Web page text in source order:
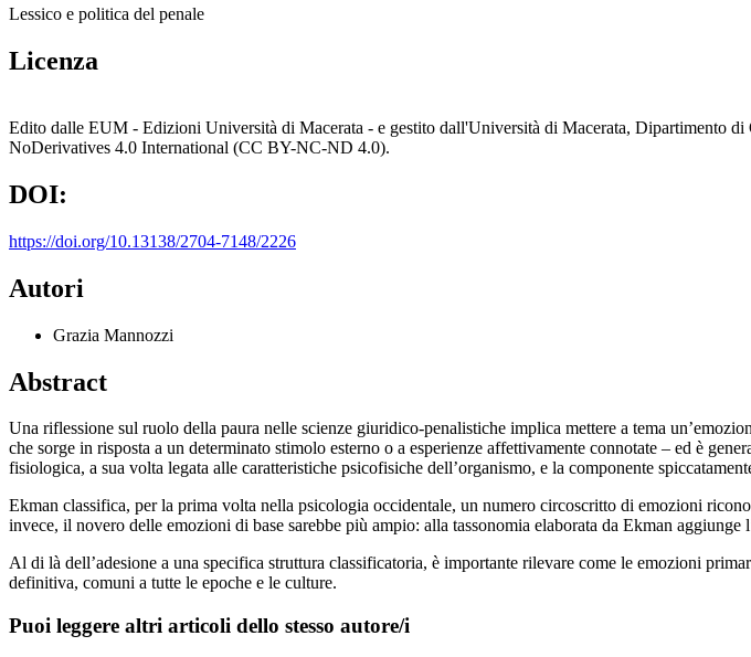
Lessico e politica del penale
Licenza
Edito dalle EUM - Edizioni Università di Macerata - e gestito dall'Università di Macerata, Dipartimento
NoDerivatives 4.0 International (CC BY-NC-ND 4.0).
DOI:
https://doi.org/10.13138/2704-7148/2226
Autori
Grazia Mannozzi
Abstract
Una riflessione sul ruolo della paura nelle scienze giuridico-penalistiche implica mettere a tema
che sorge in risposta a un determinato stimolo esterno o a esperienze affettivamente connotate – ed è
fisiologica, a sua volta legata alle caratteristiche psicofisiche dell’organismo, e la componente
Ekman classifica, per la prima volta nella psicologia occidentale, un numero circoscritto di emozioni
invece, il novero delle emozioni di base sarebbe più ampio: alla tassonomia elaborata da Ekman aggiunge
Al di là dell’adesione a una specifica struttura classificatoria, è importante rilevare come le emozioni
definitiva, comuni a tutte le epoche e le culture.
Puoi leggere altri articoli dello stesso autore/i